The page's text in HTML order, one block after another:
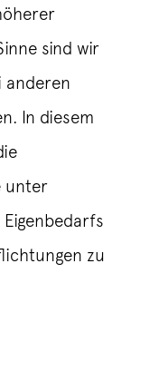
sind wir
In diesem
unter
zu